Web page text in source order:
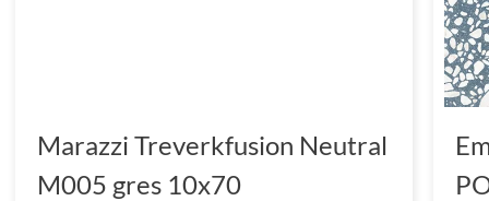
Marazzi Treverkfusion Neutral
M005 gres 10x70